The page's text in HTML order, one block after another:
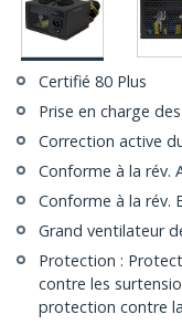
Certifié 80 Plus
Prise en charge
Correction active
Conforme à la rév.
Conforme à la rév.
Grand ventilateur
Protection :
contre les
protection contre